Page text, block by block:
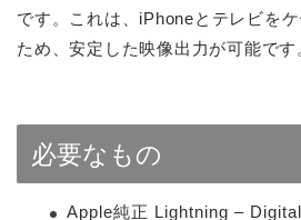
です。これは、iPhoneとテレビを
ため、安定した映像出力が可能です
必要なもの
Apple純正 Lightning –